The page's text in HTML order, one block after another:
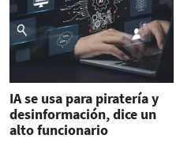
IA se usa para piratería y
desinformación, dice un
alto funcionario